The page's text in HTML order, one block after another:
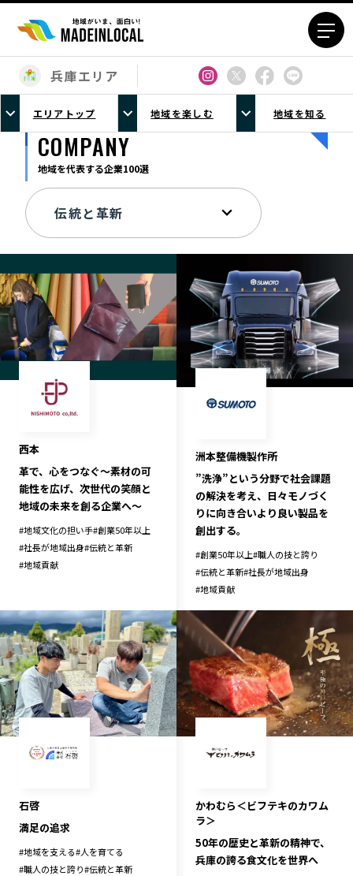
エリアから探す
北海道エリア
青森エリア
岩手エリア
秋田エリア
福島エリア
栃木エリア
埼玉エリア
千葉エリア
東京23区エリア
多摩エリア
神奈川エリア
新潟エリア
富山エリア
石川エリア
福井エリア
山梨エリア
岐阜エリア
静岡エリア
愛知エリア
京都エリア
北摂エリア
堺・泉州エリア
河内エリア
兵庫エリア
和歌山エリア
鳥取エリア
岡山エリア
広島エリア
徳島エリア
香川エリア
愛媛エリア
高知エリア
福岡エリア
佐賀エリア
長崎エリア
熊本エリア
大分エリア
宮崎エリア
鹿児島エリア
地域を代表する 企業100選
プレスリリース
行政連携記事
兵庫エリア
エリアトップ 地域を楽しむ 地域を知る
COMPANY
地域を代表する企業100選
西本
革で、心をつなぐ～素材の可
能性を広げ、次世代の笑顔と
地域の未来を創る企業へ～
#地域文化の担い手#創業50年以上
#社長が地域出身#伝統と革新
#地域貢献
洲本整備機製作所
”洗浄”という分野で社会課題
の解決を考え、日々モノづく
りに向き合いより良い製品を
創出する。
#創業50年以上#職人の技と誇り
#伝統と革新#社長が地域出身
#地域貢献
石啓
満足の追求
#地域を支える#人を育てる
#職人の技と誇り#伝統と革新
かわむら＜ビフテキのカワム
ラ＞
50年の歴史と革新の精神で、
兵庫の誇る食文化を世界へ